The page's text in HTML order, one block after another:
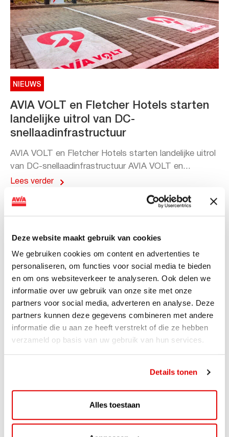
Deze website maakt gebruik van cookies
We gebruiken cookies om content en advertenties te
personaliseren, om functies voor social media te bieden
en om ons websiteverkeer te analyseren. Ook delen we
informatie over uw gebruik van onze site met onze
partners voor social media, adverteren en analyse. Deze
partners kunnen deze gegevens combineren met andere
informatie die u aan ze heeft verstrekt of die ze hebben
verzameld op basis van uw gebruik van hun services.
Details tonen
Alles toestaan
NIEUWS
AVIA VOLT en Fletcher Hotels starten
landelijke uitrol van DC-
snellaadinfrastructuur
AVIA VOLT en Fletcher Hotels starten landelijke uitrol
van DC-snellaadinfrastructuur AVIA VOLT en...
Lees verder
ACTIE
Lees verder